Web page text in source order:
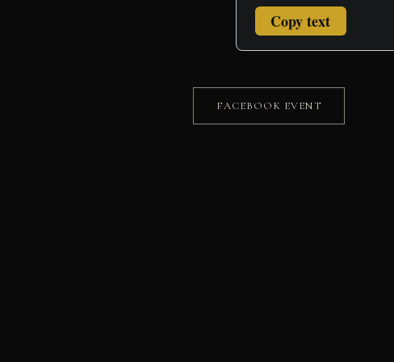
Copy text
FACEBOOK EVENT